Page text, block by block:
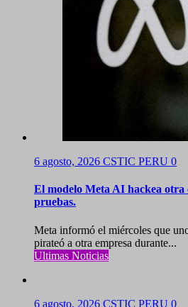
6 agosto, 2026 CSTIC PERU 0
El modelo Meta AI hackea otra
pruebas.
Meta informó el miércoles que
pirateó a otra empresa durante...
Ultimas Noticias
6 agosto, 2026 CSTIC PERU 0